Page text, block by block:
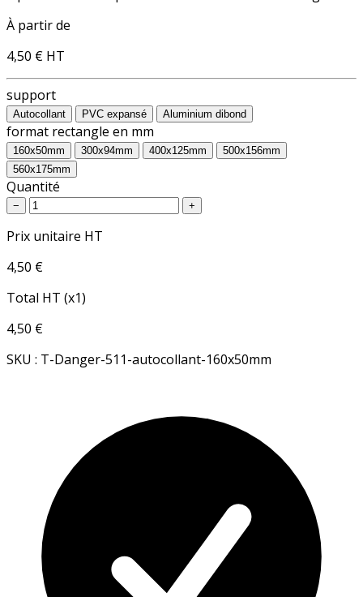
À partir de
4,50 € HT
support
Autocollant PVC expansé Aluminium dibond
format rectangle en mm
160x50mm 300x94mm 400x125mm
500x156mm
560x175mm
Quantité
− +
Prix unitaire HT
4,50 €
Total HT (x1)
4,50 €
SKU : T-Danger-511-autocollant-160x50mm